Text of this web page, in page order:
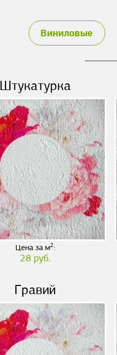
Виниловые
Штукатурка
Цена за м2:
28 руб.
Гравий